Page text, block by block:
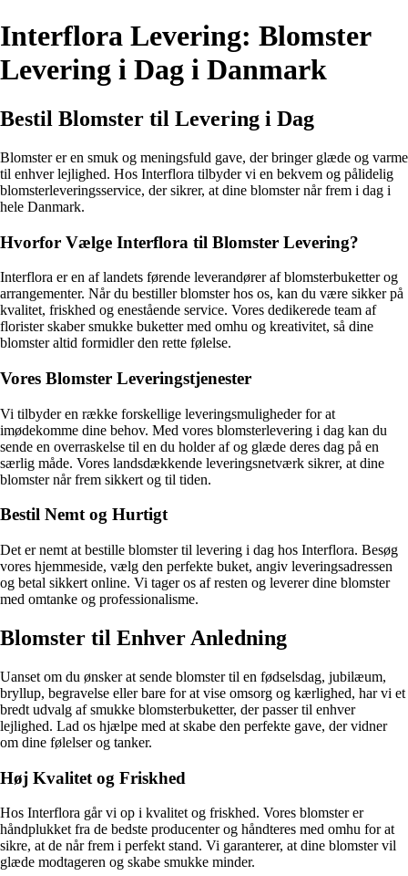
Interflora Levering: Blomster
Levering i Dag i Danmark
Bestil Blomster til Levering i Dag
Blomster er en smuk og meningsfuld gave, der bringer glæde og varme
til enhver lejlighed. Hos Interflora tilbyder vi en bekvem og pålidelig
blomsterleveringsservice, der sikrer, at dine blomster når frem i dag i
hele Danmark.
Hvorfor Vælge Interflora til Blomster Levering?
Interflora er en af landets førende leverandører af blomsterbuketter og
arrangementer. Når du bestiller blomster hos os, kan du være sikker på
kvalitet, friskhed og enestående service. Vores dedikerede team af
florister skaber smukke buketter med omhu og kreativitet, så dine
blomster altid formidler den rette følelse.
Vores Blomster Leveringstjenester
Vi tilbyder en række forskellige leveringsmuligheder for at
imødekomme dine behov. Med vores blomsterlevering i dag kan du
sende en overraskelse til en du holder af og glæde deres dag på en
særlig måde. Vores landsdækkende leveringsnetværk sikrer, at dine
blomster når frem sikkert og til tiden.
Bestil Nemt og Hurtigt
Det er nemt at bestille blomster til levering i dag hos Interflora. Besøg
vores hjemmeside, vælg den perfekte buket, angiv leveringsadressen
og betal sikkert online. Vi tager os af resten og leverer dine blomster
med omtanke og professionalisme.
Blomster til Enhver Anledning
Uanset om du ønsker at sende blomster til en fødselsdag, jubilæum,
bryllup, begravelse eller bare for at vise omsorg og kærlighed, har vi et
bredt udvalg af smukke blomsterbuketter, der passer til enhver
lejlighed. Lad os hjælpe med at skabe den perfekte gave, der vidner
om dine følelser og tanker.
Høj Kvalitet og Friskhed
Hos Interflora går vi op i kvalitet og friskhed. Vores blomster er
håndplukket fra de bedste producenter og håndteres med omhu for at
sikre, at de når frem i perfekt stand. Vi garanterer, at dine blomster vil
glæde modtageren og skabe smukke minder.